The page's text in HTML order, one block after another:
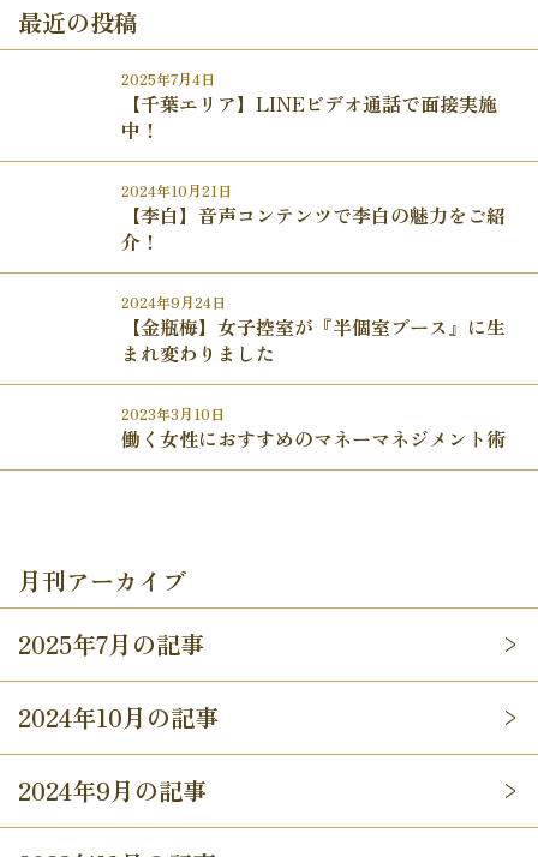
最近の投稿
2025年7月4日
【千葉エリア】LINEビデオ通話で面接実施
中！
2024年10月21日
【李白】音声コンテンツで李白の魅力をご紹
介！
2024年9月24日
【金瓶梅】女子控室が『半個室ブース』に生
まれ変わりました
2023年3月10日
働く女性におすすめのマネーマネジメント術
月刊アーカイブ
2025年7月の記事
2024年10月の記事
2024年9月の記事